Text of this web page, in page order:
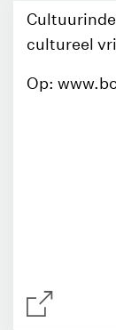
cultureel
Op: